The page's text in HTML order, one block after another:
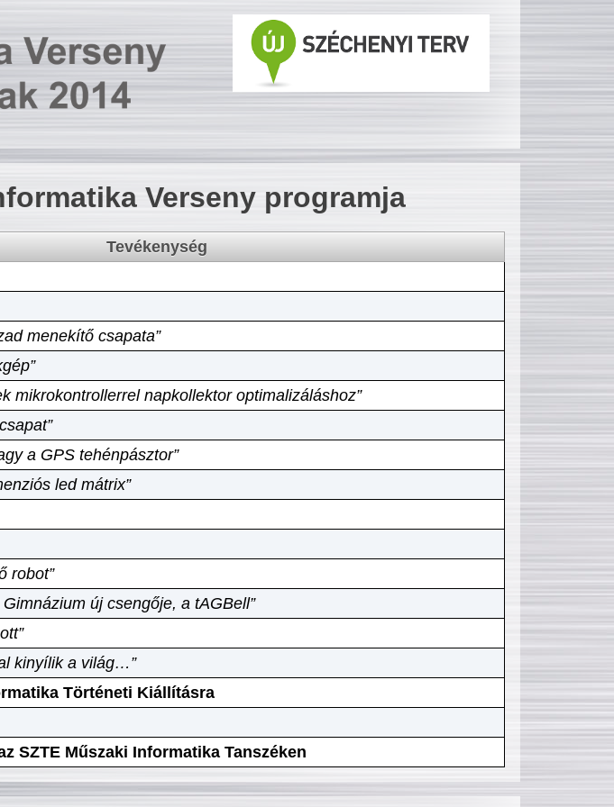
Verseny programja
Tevékenység
menekítő csapata”
mikrokontrollerrel napkollektor optimalizáláshoz”
a GPS tehénpásztor”
led mátrix”
robot”
új csengője, a tAGBell”
kinyílik a világ…”
Történeti Kiállításra
SZTE Műszaki Informatika Tanszéken